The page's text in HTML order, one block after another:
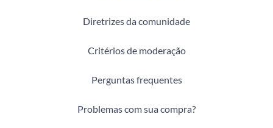
Diretrizes da comunidade
Critérios de moderação
Perguntas frequentes
Problemas com sua compra?